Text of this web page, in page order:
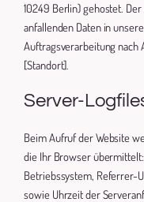
10249 Berlin) gehostet.
anfallenden Daten in
Auftragsverarbeitung nach
[Standort].
Server-
Beim Aufruf der Website
die Ihr Browser
Betriebssystem, Referrer-
sowie Uhrzeit der